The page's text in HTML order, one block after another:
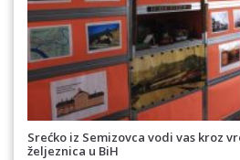
Srećko iz Semizovca vodi vas kroz
željeznica u BiH